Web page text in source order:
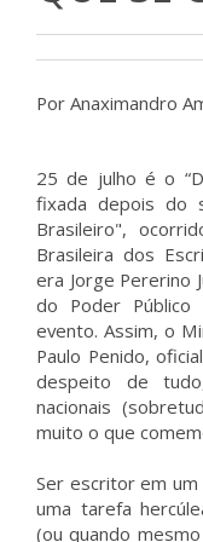
Por Anaximandro
25 de julho é o
fixada depois do
Brasileiro",
Brasileira dos
era Jorge Pererino
do Poder
evento. Assim, o
Paulo Penido,
despeito de
nacionais
muito o que
Ser escritor em
uma tarefa
(ou quando